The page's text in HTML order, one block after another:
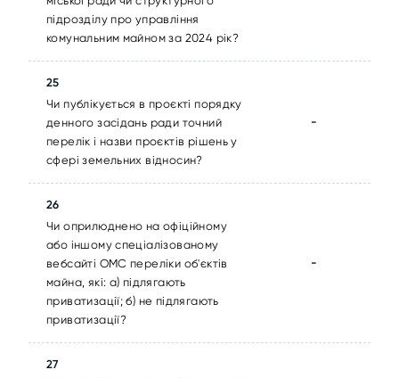
підрозділу про управління
комунальним майном за 2024 рік?
25
Чи публікується в проєкті порядку
денного засідань ради точний
перелік і назви проєктів рішень у
сфері земельних відносин?
-
26
Чи оприлюднено на офіційному
або іншому спеціалізованому
вебсайті ОМС переліки об'єктів
майна, які: а) підлягають
приватизації; б) не підлягають
приватизації?
-
27